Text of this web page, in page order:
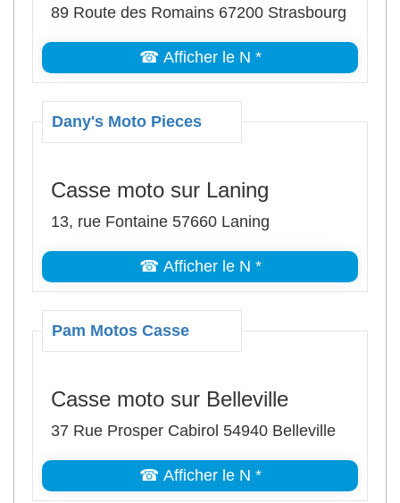
89 Route des Romains 67200 Strasbourg
☎ Afficher le N *
Dany's Moto Pieces
Casse moto sur Laning
13, rue Fontaine 57660 Laning
☎ Afficher le N *
Pam Motos Casse
Casse moto sur Belleville
37 Rue Prosper Cabirol 54940 Belleville
☎ Afficher le N *